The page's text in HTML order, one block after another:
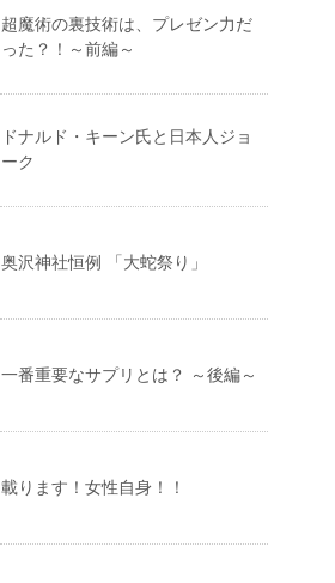
超魔術の裏技術は、プレゼン力だ
った？！～前編～
ドナルド・キーン氏と日本人ジョ
ーク
奥沢神社恒例 「大蛇祭り」
一番重要なサプリとは？ ～後編～
載ります！女性自身！！